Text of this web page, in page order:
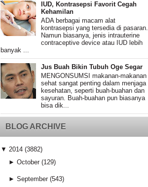
IUD, Kontrasepsi Favorit Cegah
Kehamilan
ADA berbagai macam alat
kontrasepsi yang tersedia di pasaran.
Namun biasanya, jenis intrauterine
contraceptive device atau IUD lebih
banyak ...
Jus Buah Bikin Tubuh Oge Segar
MENGONSUMSI makanan-makanan
sehat sangat penting dalam menjaga
kesehatan, seperti buah-buahan dan
sayuran. Buah-buahan pun biasanya
bisa dik...
BLOG ARCHIVE
▼ 2014 (3882)
► October (129)
► September (543)